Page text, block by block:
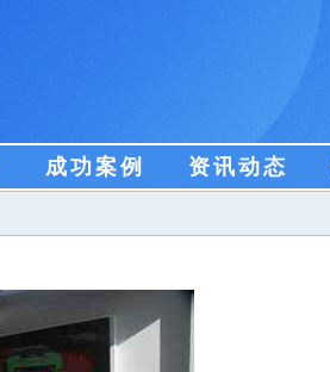
成功案例 资讯动态